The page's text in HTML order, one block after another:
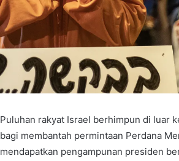
Puluhan rakyat Israel berhimpun di luar
bagi membantah permintaan Perdana
mendapatkan pengampunan presiden